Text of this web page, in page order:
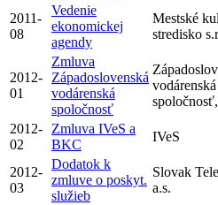
2011-
08
Vedenie
ekonomickej
agendy
Mestské
stredisko
2012-
01
Zmluva
Západoslovenská
vodárenská
spoločnosť
vodárenská
2012-
02
Zmluva IVeS a
BKC
IVeS
2012-
03
Dodatok k
zmluve o poskyt.
služieb
Slovak
a.s.